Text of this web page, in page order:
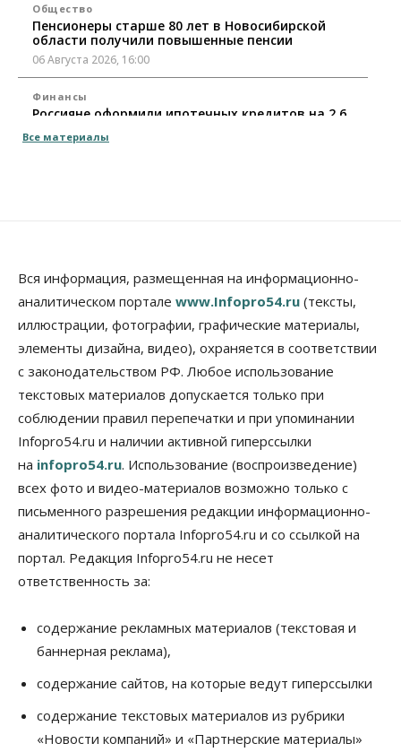
Общество
Пенсионеры старше 80 лет в Новосибирской
области получили повышенные пенсии
06 Августа 2026, 16:00
Финансы
Россияне оформили ипотечных кредитов на 2,6
06 Августа 2026, 15:53
Бизнес
Правительство России продлило разрешение на
выпуск бензина «Евро-3»
06 Августа 2026, 14:00
Общество
«За тех, у кого от 270 баллов,
настоящая борьба»: вузы настойчиво
обзванивают новосибирских высокобалльников
перед зачислением
06 Августа 2026, 13:00
Власть
Режим ЧС ввели в Омской области из-за засухи
06 Августа 2026, 12:15
Новосибирск готовится к визиту Владимира
Путина
Бизнес Недвижимость Общество
Росреестр назвал главные причины
06 Августа 2026, 12:00
Телекоммуникации
В 16 населённых пунктах Мошковского района
Все материалы
Вся информация, размещенная на информационно-
аналитическом портале www.Infopro54.ru (тексты,
иллюстрации, фотографии, графические материалы,
элементы дизайна, видео), охраняется в соответствии
с законодательством РФ. Любое использование
текстовых материалов допускается только при
соблюдении правил перепечатки и при упоминании
Infopro54.ru и наличии активной гиперссылки
на infopro54.ru. Использование (воспроизведение)
всех фото и видео-материалов возможно только с
письменного разрешения редакции информационно-
аналитического портала Infopro54.ru и со ссылкой на
портал. Редакция Infopro54.ru не несет
ответственность за:
содержание рекламных материалов (текстовая и
баннерная реклама),
содержание сайтов, на которые ведут гиперссылки
содержание текстовых материалов из рубрики
«Новости компаний» и «Партнерские материалы»